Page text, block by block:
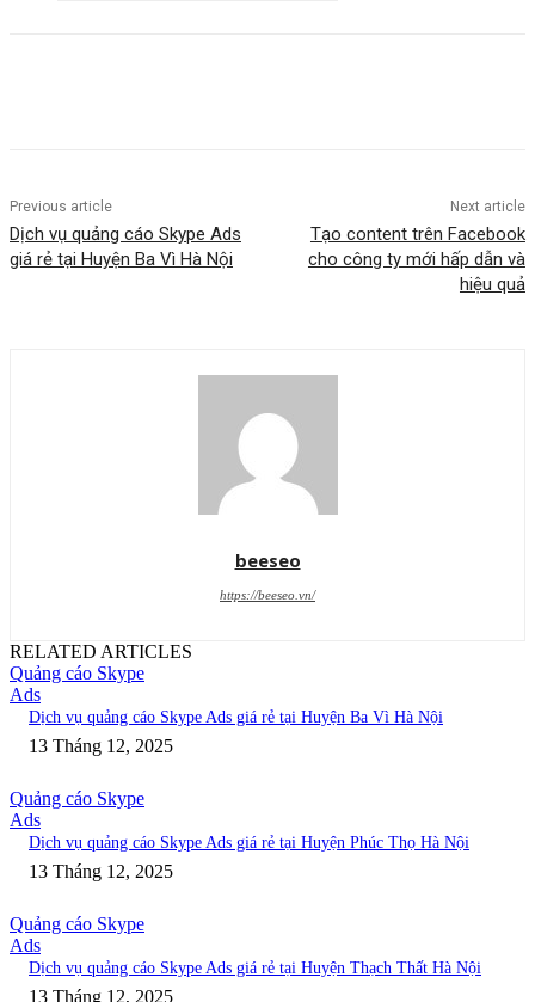
Previous article
Dịch vụ quảng cáo Skype Ads
giá rẻ tại Huyện Ba Vì Hà Nội
Next article
Tạo content trên Facebook
cho công ty mới hấp dẫn và
hiệu quả
beeseo
https://beeseo.vn/
RELATED ARTICLES
Quảng cáo Skype
Ads
Dịch vụ quảng cáo Skype Ads giá rẻ tại Huyện Ba Vì Hà Nội
13 Tháng 12, 2025
Quảng cáo Skype
Ads
Dịch vụ quảng cáo Skype Ads giá rẻ tại Huyện Phúc Thọ Hà Nội
13 Tháng 12, 2025
Quảng cáo Skype
Ads
Dịch vụ quảng cáo Skype Ads giá rẻ tại Huyện Thạch Thất Hà Nội
13 Tháng 12, 2025